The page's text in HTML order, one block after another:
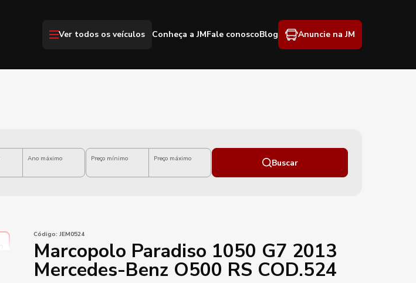
Ver todos os veículos Conheça a JMFale conoscoBlog Anuncie na JM
Ano máximo Preço mínimo Preço máximo Buscar
Código: JEM0524
Marcopolo Paradiso 1050 G7 2013
Mercedes-Benz O500 RS COD.524